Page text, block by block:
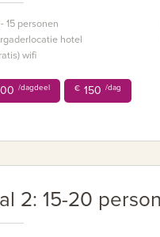
15 personen
hotel
wifi
/dagdeel € 150 /dag
2: 15-20